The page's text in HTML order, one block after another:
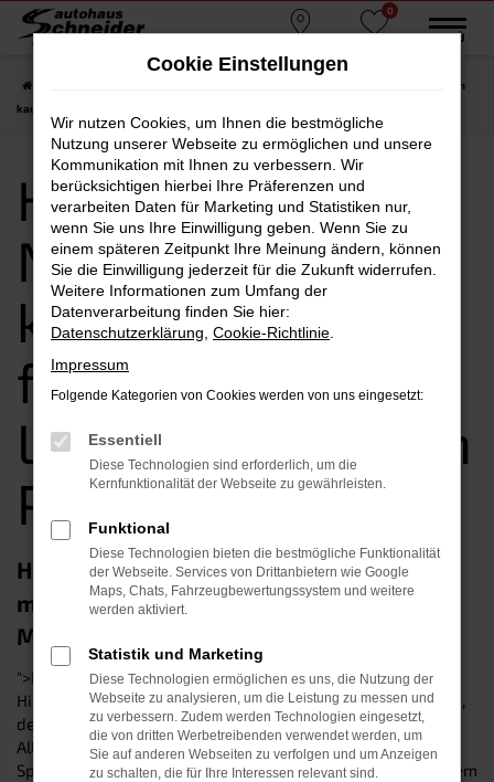
Zum
0
MENÜ
Hyundai KONA Neuwagen
kaufen, leasen, finanzieren | Lieferservice nach Passau
Hyundai KONA
Neuwagen
kaufen, leasen,
finanzieren |
Lieferservice nach
Passau
Hyundai KONA Neuwagen in Passau –
maximale Dynamik mit optischem
Mehrwert
">Hyundai KONA Neuwagen sind auch in Passau ein echtes
Highlight im Straßenverkehr – und die beste Wahl für jeden,
der sich ultrainnovative Automobiltechnik mit maximaler
Alltagstauglichkeit wünscht. Träumen auch Sie von einem
Spitzenwagen mit hochmodernen Assistenzsystemen, einem
Cookie Einstellungen
Wir nutzen Cookies, um Ihnen die bestmögliche
Nutzung unserer Webseite zu ermöglichen und unsere
Kommunikation mit Ihnen zu verbessern. Wir
berücksichtigen hierbei Ihre Präferenzen und
verarbeiten Daten für Marketing und Statistiken nur,
wenn Sie uns Ihre Einwilligung geben. Wenn Sie zu
einem späteren Zeitpunkt Ihre Meinung ändern, können
Sie die Einwilligung jederzeit für die Zukunft widerrufen.
Weitere Informationen zum Umfang der
Datenverarbeitung finden Sie hier:
Datenschutzerklärung Cookie-Richtlinie
Impressum
Folgende Kategorien von Cookies werden von uns eingesetzt:
Essentiell
Diese Technologien sind erforderlich, um die
Kernfunktionalität der Webseite zu gewährleisten.
Funktional
Diese Technologien bieten die bestmögliche Funktionalität
der Webseite. Services von Drittanbietern wie Google
Maps, Chats, Fahrzeugbewertungssystem und weitere
werden aktiviert.
Statistik und Marketing
Diese Technologien ermöglichen es uns, die Nutzung der
Webseite zu analysieren, um die Leistung zu messen und
zu verbessern. Zudem werden Technologien eingesetzt,
die von dritten Werbetreibenden verwendet werden, um
Sie auf anderen Webseiten zu verfolgen und um Anzeigen
zu schalten, die für Ihre Interessen relevant sind.